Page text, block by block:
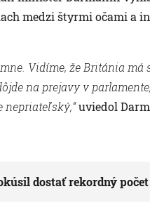
medzi štyrmi očami a
Vidíme, že Británia má
na prejavy v
nepriateľský,“uviedol
dostať rekordný